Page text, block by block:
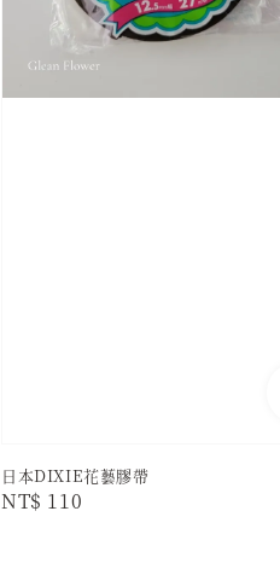
日本DIXIE花藝膠帶
Regular
NT$ 110